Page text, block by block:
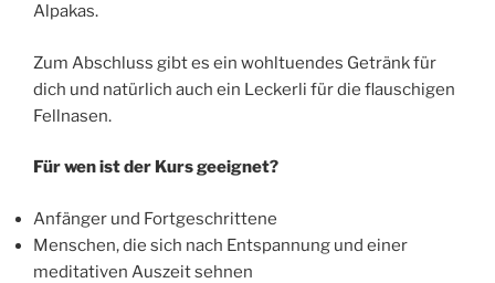
Alpakas.
Zum Abschluss gibt es ein wohltuendes Getränk für
dich und natürlich auch ein Leckerli für die flauschigen
Fellnasen.
Für wen ist der Kurs geeignet?
Anfänger und Fortgeschrittene
Menschen, die sich nach Entspannung und einer
meditativen Auszeit sehnen